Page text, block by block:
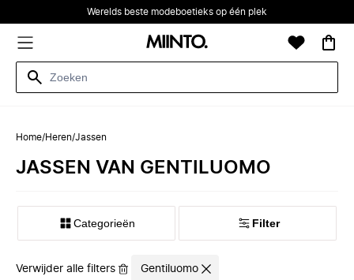
Werelds beste modeboetieks op één plek
Home/Heren/Jassen
JASSEN VAN GENTILUOMO
Categorieën Filter
Verwijder alle filters Gentiluomo